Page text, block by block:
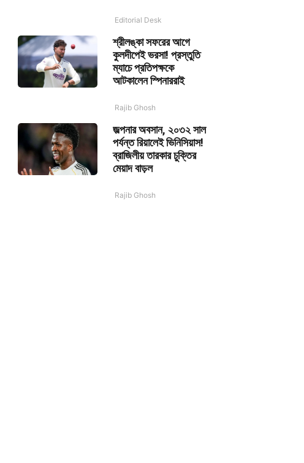
Editorial Desk
শ্রীলঙ্কা সফরের আগে
কুলদীপেই ভরসা! প্রস্তুতি
ম্যাচে প্রতিপক্ষকে
আটকালেন স্পিনাররাই
Rajib Ghosh
জল্পনার অবসান, ২০৩২ সাল
পর্যন্ত রিয়ালেই ভিনিসিয়াস!
ব্রাজিলীয় তারকার চুক্তির
মেয়াদ বাড়ল
Rajib Ghosh